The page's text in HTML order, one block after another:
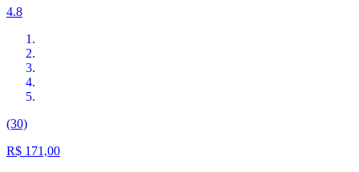
4.8
(30)
R$ 171,00